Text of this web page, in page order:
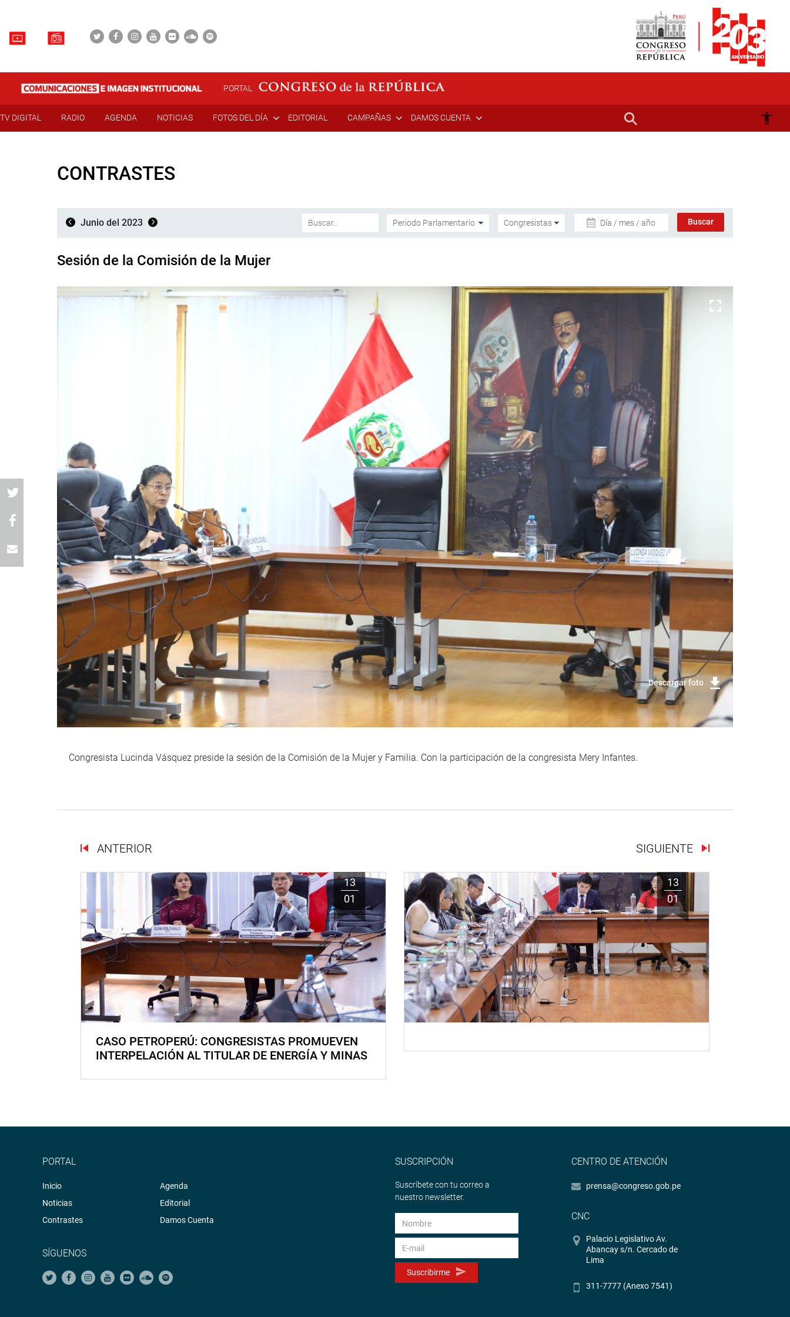
PORTAL
TV DIGITAL RADIO AGENDA NOTICIAS FOTOS DEL DÍA EDITORIAL CAMPAÑAS DAMOS CUENTA
CONTRASTES
Junio del 2023 Día / mes / año
Sesión de la Comisión de la Mujer
Descargar foto
Congresista Lucinda Vásquez preside la sesión de la Comisión de la Mujer y Familia. Con la participación de la congresista Mery Infantes.
ANTERIOR SIGUIENTE
13
01
CASO PETROPERÚ: CONGRESISTAS PROMUEVEN
INTERPELACIÓN AL TITULAR DE ENERGÍA Y MINAS
13
01
PORTAL
Inicio
Noticias
Contrastes
Agenda
Editorial
Damos Cuenta
SÍGUENOS
SUSCRIPCIÓN
Suscríbete con tu correo a
nuestro newsletter.
Suscribirme
CENTRO DE ATENCIÓN
prensa@congreso.gob.pe
CNC
Palacio Legislativo Av.
Abancay s/n. Cercado de
Lima
311-7777 (Anexo 7541)